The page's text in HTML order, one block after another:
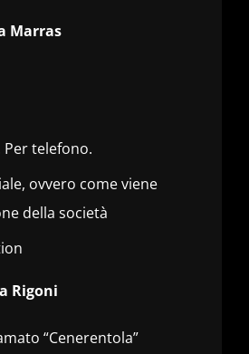
Marras
Per telefono.
ovvero come viene
della società
Rigoni
“Cenerentola”